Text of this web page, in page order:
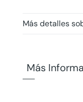
Más detalles
Más